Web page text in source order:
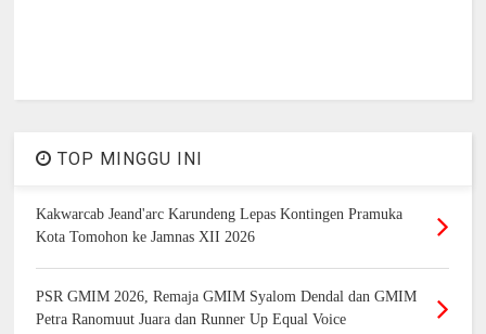
TOP MINGGU INI
Kakwarcab Jeand'arc Karundeng Lepas Kontingen Pramuka
Kota Tomohon ke Jamnas XII 2026
PSR GMIM 2026, Remaja GMIM Syalom Dendal dan GMIM
Petra Ranomuut Juara dan Runner Up Equal Voice